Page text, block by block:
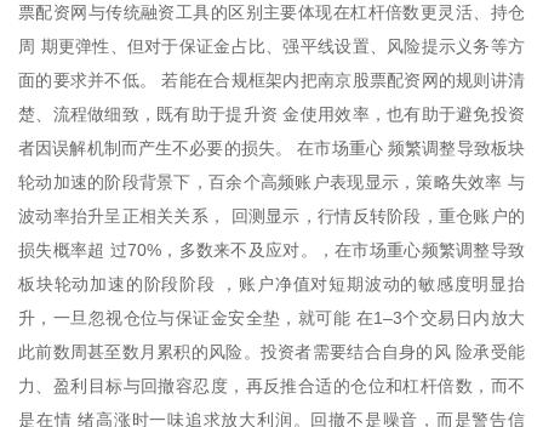
票配资网与传统融资工具的区别主要体现在杠杆倍数更灵活、持仓
周 期更弹性、但对于保证金占比、强平线设置、风险提示义务等方
面的要求并不低。 若能在合规框架内把南京股票配资网的规则讲清
楚、流程做细致，既有助于提升资 金使用效率，也有助于避免投资
者因误解机制而产生不必要的损失。 在市场重心 频繁调整导致板块
轮动加速的阶段背景下，百余个高频账户表现显示，策略失效率 与
波动率抬升呈正相关关系， 回测显示，行情反转阶段，重仓账户的
损失概率超 过70%，多数来不及应对。，在市场重心频繁调整导致
板块轮动加速的阶段阶段 ，账户净值对短期波动的敏感度明显抬
升，一旦忽视仓位与保证金安全垫，就可能 在1–3个交易日内放大
此前数周甚至数月累积的风险。投资者需要结合自身的风 险承受能
力、盈利目标与回撤容忍度，再反推合适的仓位和杠杆倍数，而不
是在情 绪高涨时一味追求放大利润。回撤不是噪音，而是警告信